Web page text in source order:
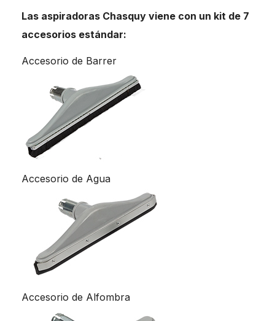
Las aspiradoras Chasquy viene con un kit de 7
accesorios estándar:
Accesorio de Barrer
Accesorio de Agua
Accesorio de Alfombra